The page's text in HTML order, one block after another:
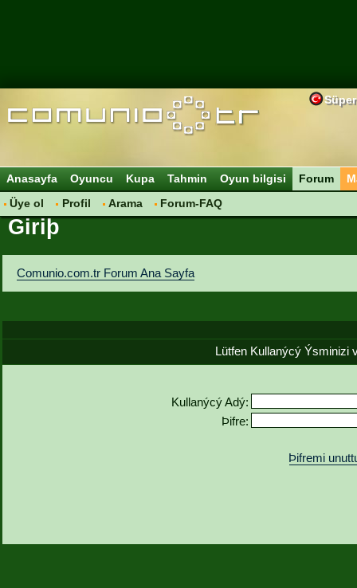
Anasayfa Oyuncu Kupa Tahmin Oyun bilgisi
Forum
Üye ol
Profil Arama Forum-FAQ
Giriþ
Comunio.com.tr Forum Ana Sayfa
Lütfen Kullanýcý Ýsminizi
Kullanýcý Adý:
Þifre:
Þifremi